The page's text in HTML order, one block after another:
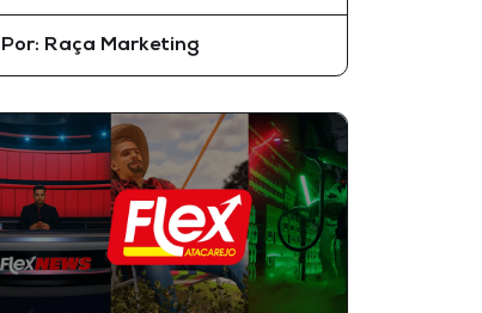
Por: Raça Marketing